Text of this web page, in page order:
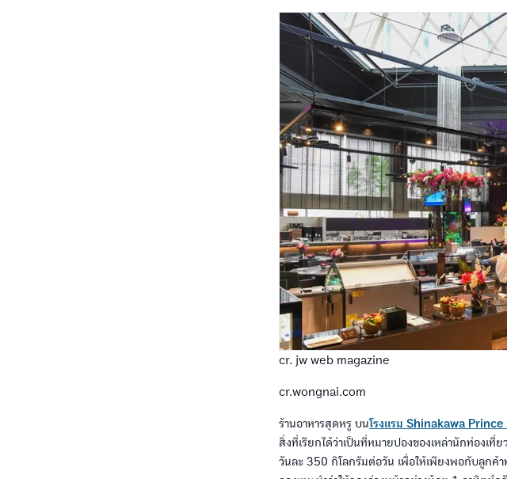
cr. jw web magazine
cr.wongnai.com
ร้านอาหารสุดหรู บนโรงแรม Shinakawa
สิ่งที่เรียกได้ว่าเป็นที่หมายปองของเหล่านักท่องเที่
วันละ 350 กิโลกรัมต่อวัน เพื่อให้เพียงพอกับลูกค้